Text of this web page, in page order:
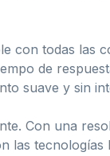
con todas las
de
suave y sin
Con una
las